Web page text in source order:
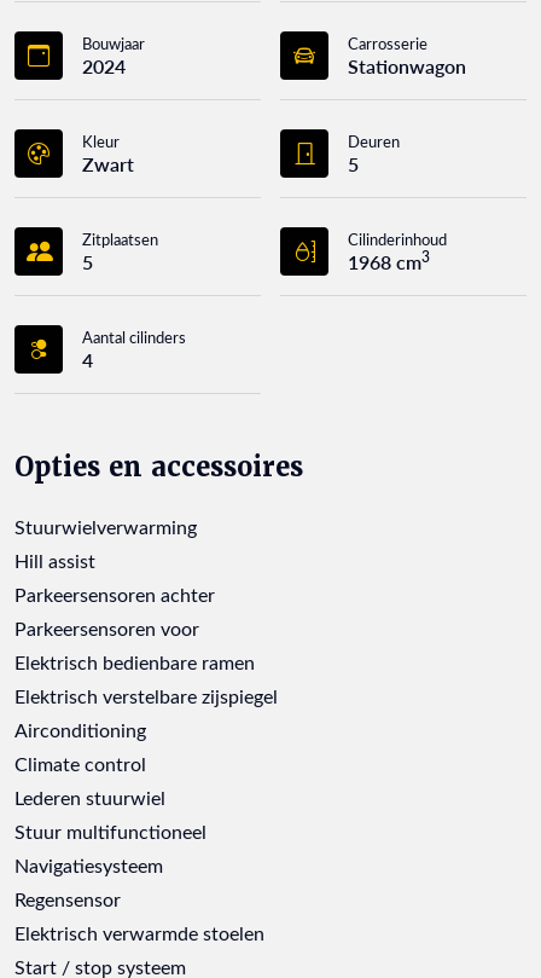
Bouwjaar
2024
Carrosserie
Stationwagon
Kleur
Zwart
Deuren
5
Zitplaatsen
5
Cilinderinhoud
1968 cm3
Aantal cilinders
4
Opties en accessoires
Stuurwielverwarming
Hill assist
Parkeersensoren achter
Parkeersensoren voor
Elektrisch bedienbare ramen
Elektrisch verstelbare zijspiegel
Airconditioning
Climate control
Lederen stuurwiel
Stuur multifunctioneel
Navigatiesysteem
Regensensor
Elektrisch verwarmde stoelen
Start / stop systeem